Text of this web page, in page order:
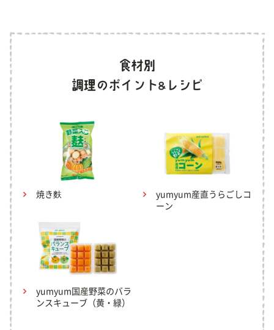
焼き麩
yumyum産直うらごしコ
ーン
yumyum国産野菜のバラ
ンスキューブ（黄・緑）